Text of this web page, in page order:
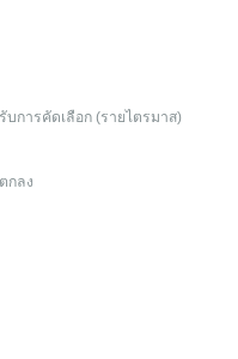
การคัดเลือก (รายไตรมาส)
กลง